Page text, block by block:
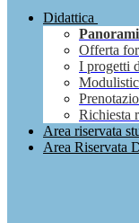
Didattica
Offerta
I progetti
Richiesta
Area riservata
Area Riservata